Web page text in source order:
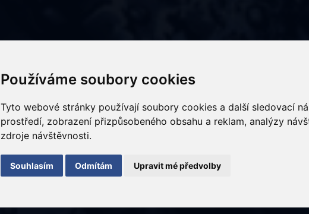
Používáme soubory cookies
Tyto webové stránky používají soubory cookies a další sledovací
prostředí, zobrazení přizpůsobeného obsahu a reklam, analýzy
zdroje návštěvnosti.
Souhlasím Odmítám Upravit mé předvolby